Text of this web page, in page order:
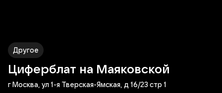
Другое
Циферблат на Маяковской
г Москва, ул 1-я Тверская-Ямская, д 16/23 стр 1